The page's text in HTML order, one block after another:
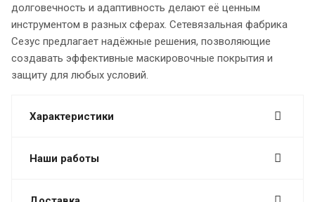
долговечность и адаптивность делают её ценным
инструментом в разных сферах. Сетевязальная фабрика
Сезус предлагает надёжные решения, позволяющие
создавать эффективные маскировочные покрытия и
защиту для любых условий.
Характеристики
Наши работы